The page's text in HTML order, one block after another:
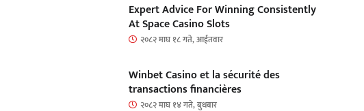
Expert Advice For Winning Consistently
At Space Casino Slots
२०८२ माघ १८ गते, आईतवार
Winbet Casino et la sécurité des
transactions financières
२०८२ माघ १४ गते, बुधबार